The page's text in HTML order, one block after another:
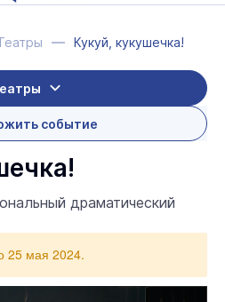
Кукуй, кукушечка!
событие
драматический
25 мая 2024.